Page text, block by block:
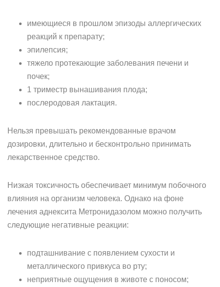
имеющиеся в прошлом эпизоды аллергических
реакций к препарату;
эпилепсия;
тяжело протекающие заболевания печени и
почек;
1 триместр вынашивания плода;
послеродовая лактация.
Нельзя превышать рекомендованные врачом
дозировки, длительно и бесконтрольно принимать
лекарственное средство.
Низкая токсичность обеспечивает минимум побочного
влияния на организм человека. Однако на фоне
лечения аднексита Метронидазолом можно получить
следующие негативные реакции:
подташнивание с появлением сухости и
металлического привкуса во рту;
неприятные ощущения в животе с поносом;